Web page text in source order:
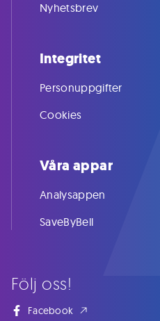
Följ oss!
Facebook
Nyhetsbrev
Integritet
Personuppgifter
Cookies
Våra appar
Analysappen
SaveByBell